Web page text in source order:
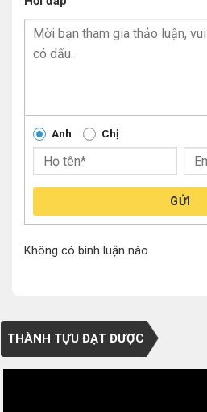
Anh Chị
GỬI
Không có bình luận nào
THÀNH TỰU ĐẠT ĐƯỢC